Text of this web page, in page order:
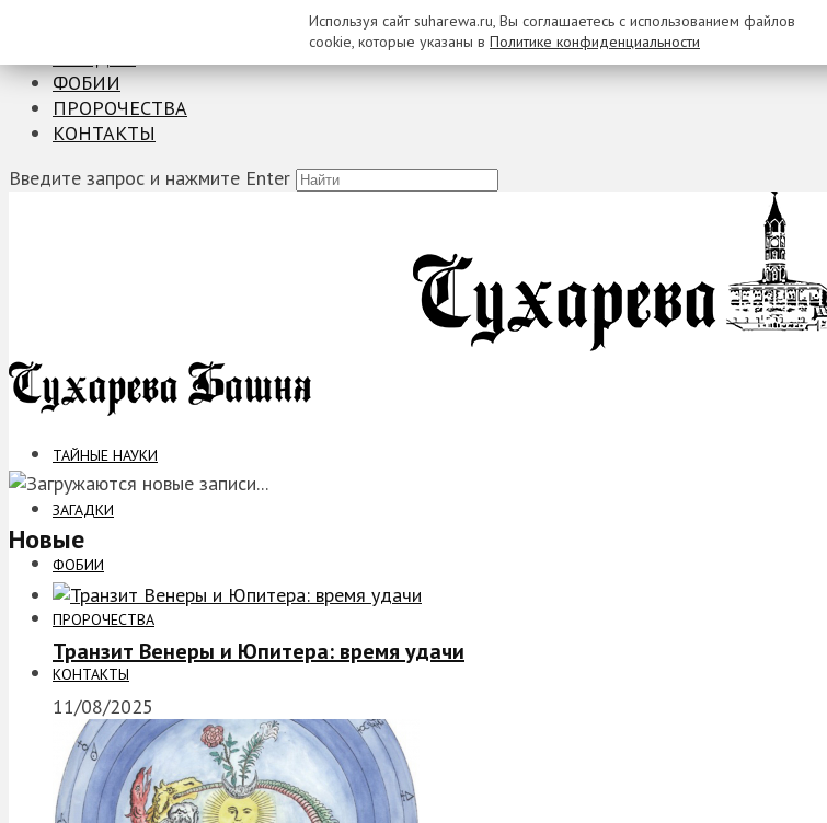
ФОБИИ
ПРОРОЧЕСТВА
КОНТАКТЫ
Введите запрос и нажмите Enter
ТАЙНЫЕ НАУКИ
ЗАГАДКИ
ФОБИИ
ПРОРОЧЕСТВА
КОНТАКТЫ
Новые
Транзит Венеры и Юпитера: время удачи
11/08/2025
Используя сайт suharewa.ru, Вы соглашаетесь с использованием файлов
cookie, которые указаны в Политике конфиденциальности